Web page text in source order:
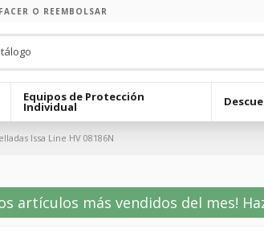
O REEMBOLSAR
Equipos de Protección
Individual
Issa Line HV 08186N
artículos más vendidos del mes!